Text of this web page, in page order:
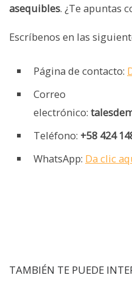
asequibles. ¿Te apuntas
Escríbenos en las
Página de contacto:
Correo
electrónico:
Teléfono: +58 424
WhatsApp: Da clic
TAMBIÉN TE PUEDE